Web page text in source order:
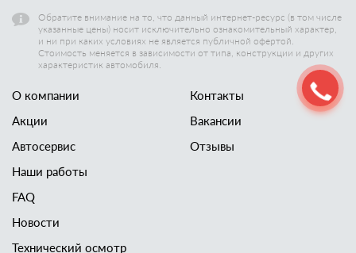
Обратите внимание на то, что данный интернет-ресурс (в том числе
указанные цены) носит исключительно ознакомительный характер,
и ни при каких условиях не является публичной офертой.
Стоимость меняется в зависимости от типа, конструкции и других
характеристик автомобиля.
О компании
Акции
Автосервис
Наши работы
Контакты
Вакансии
Отзывы
FAQ
Новости
Технический осмотр